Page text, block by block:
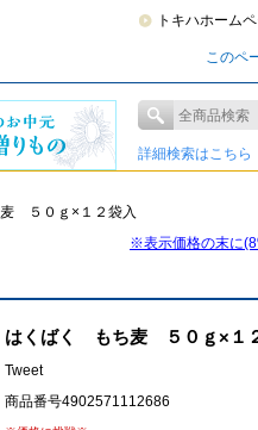
トキハホーム
このペ
詳細検索はこちら
５０ｇ×１２袋入
※表示価格の末に
はくばく もち麦 ５０ｇ×１
Tweet
商品番号4902571112686